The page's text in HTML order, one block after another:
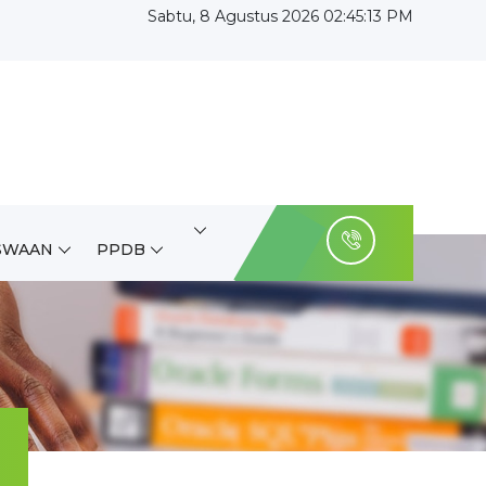
Sabtu, 8 Agustus 2026 02:45:15 PM
PPDB